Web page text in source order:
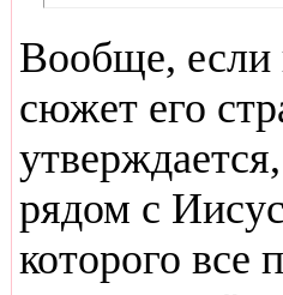
Вообще, если
сюжет его
рядом с
которого